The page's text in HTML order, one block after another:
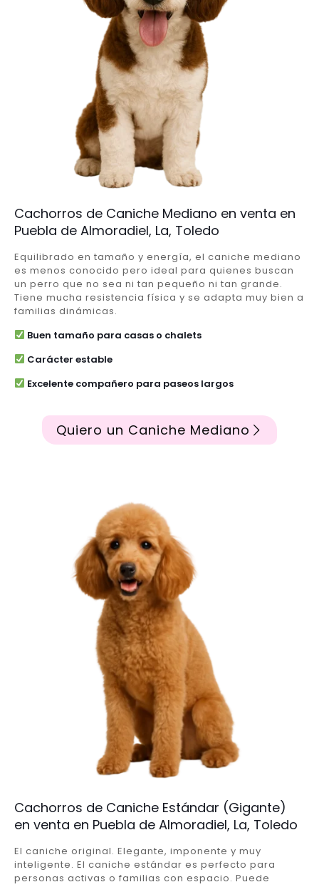
Cachorros de Caniche Mediano en venta en
Puebla de Almoradiel, La, Toledo
Equilibrado en tamaño y energía, el caniche mediano
es menos conocido pero ideal para quienes buscan
un perro que no sea ni tan pequeño ni tan grande.
Tiene mucha resistencia física y se adapta muy bien a
familias dinámicas.
Buen tamaño para casas o chalets
Carácter estable
Excelente compañero para paseos largos
Quiero un Caniche Mediano
Cachorros de Caniche Estándar (Gigante)
en venta en Puebla de Almoradiel, La, Toledo
El caniche original. Elegante, imponente y muy
inteligente. El caniche estándar es perfecto para
personas activas o familias con espacio. Puede